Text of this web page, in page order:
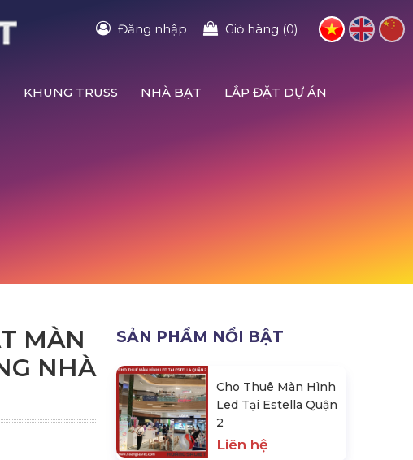
Đăng nhập Giỏ hàng (0)
KHUNG TRUSS NHÀ BẠT
LẮP ĐẶT DỰ ÁN
MÀN
NHÀ
SẢN PHẨM NỔI BẬT
Cho Thuê Màn Hình
Led Tại Estella Quận
2
Liên hệ